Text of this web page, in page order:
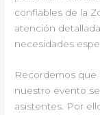
confiables de la
atención
necesidades
Recordemos que
nuestro evento
asistentes. Por